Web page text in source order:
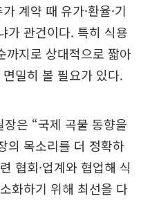
계약 때 유가·환율·기
가 관건이다. 특히 식용
까지로 상대적으로 짧아
밀히 볼 필요가 있다.
은 “국제 곡물 동향을
의 목소리를 더 정확하
협회·업계와 협업해 식
화하기 위해 최선을 다